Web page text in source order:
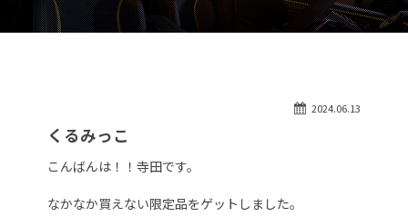
保証＆サービス
アクセスマップ
自動車保険2024.06.13
くるみっこ
こんばんは！！寺田です。
なかなか買えない限定品をゲットしました。